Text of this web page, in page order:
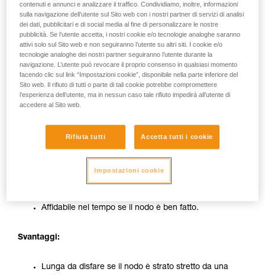
Legatura su moschettone con un nodo a
Affidabile nel tempo se il nodo è ben fatto.
Svantaggi:
Lunga da disfare se il nodo è strato stretto da una
contenuti e annunci e analizzare il traffico. Condividiamo, inoltre, informazioni
sulla navigazione dell’utente sul Sito web con i nostri partner di servizi di analisi
dei dati, pubblicitari e di social media al fine di personalizzare le nostre
pubblicità. Se l’utente accetta, i nostri cookie e/o tecnologie analoghe saranno
attivi solo sul Sito web e non seguiranno l’utente su altri siti. I cookie e/o
tecnologie analoghe dei nostri partner seguiranno l’utente durante la
navigazione. L’utente può revocare il proprio consenso in qualsiasi momento
facendo clic sul link “Impostazioni cookie”, disponibile nella parte inferiore del
Sito web. Il rifiuto di tutti o parte di tali cookie potrebbe compromettere
l’esperienza dell’utente, ma in nessun caso tale rifiuto impedirà all’utente di
accedere al Sito web.
Rifiuta tutti Accetta tutti i cookie
Impostazioni cookie